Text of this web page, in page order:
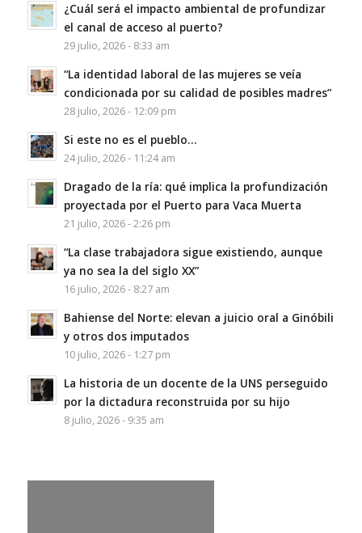
¿Cuál será el impacto ambiental de profundizar
el canal de acceso al puerto?
29 julio, 2026 - 8:33 am
“La identidad laboral de las mujeres se veía
condicionada por su calidad de posibles madres”
28 julio, 2026 - 12:09 pm
Si este no es el pueblo…
24 julio, 2026 - 11:24 am
Dragado de la ría: qué implica la profundización
proyectada por el Puerto para Vaca Muerta
21 julio, 2026 - 2:26 pm
“La clase trabajadora sigue existiendo, aunque
ya no sea la del siglo XX”
16 julio, 2026 - 8:27 am
Bahiense del Norte: elevan a juicio oral a Ginóbili
y otros dos imputados
10 julio, 2026 - 1:27 pm
La historia de un docente de la UNS perseguido
por la dictadura reconstruida por su hijo
8 julio, 2026 - 9:35 am